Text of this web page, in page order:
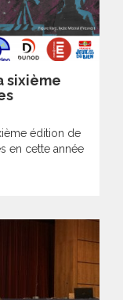
sixième
édition de
en cette année